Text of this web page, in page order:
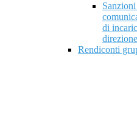
di
Rendiconti